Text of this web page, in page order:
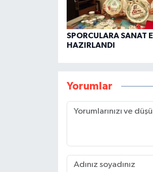
SPORCULARA SANAT
HAZIRLANDI
Yorumlar